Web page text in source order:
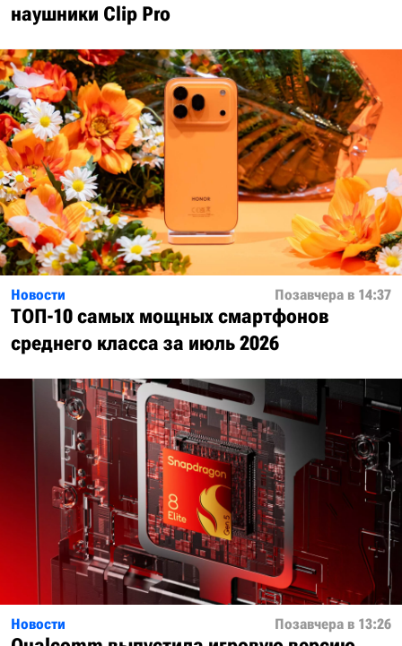
наушники Clip Pro
Новости Позавчера в 14:37
ТОП-10 самых мощных смартфонов
среднего класса за июль 2026
Новости Позавчера в 13:26